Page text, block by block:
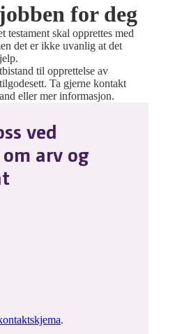
for deg
testament skal opprettes med
det er ikke uvanlig at det
til opprettelse av
Ta gjerne kontakt
eller mer informasjon.
ved
arv og
.